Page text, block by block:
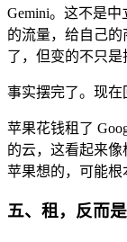
Gemini。这不是
的流量，给自己的
了，但变的不只是
事实摆完了。现在
苹果花钱租了
的云，这看起来
苹果想的，可能根
五、租，反而